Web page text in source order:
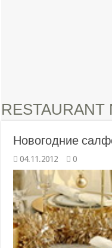
RESTAURANT
Новогодние
04.11.2012 0